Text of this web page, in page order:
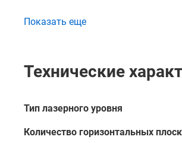
Показать еще
Технические
Тип лазерного уровня
Количество горизонтальных